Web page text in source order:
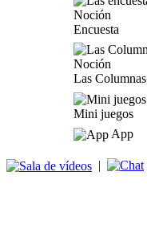
Encuesta
Las Columnas
Mini juegos
App
|